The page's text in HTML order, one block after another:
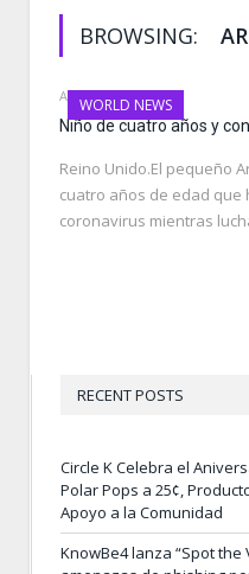
BROWSING:
WORLD NEWS
APRIL 17, 2020
Niño de cuatro años y
Reino Unido.El pequeño
cuatro años de edad que
coronavirus mientras
RECENT POSTS
Circle K Celebra el
Polar Pops a 25¢,
Apoyo a la Comunidad
KnowBe4 lanza “Spot the